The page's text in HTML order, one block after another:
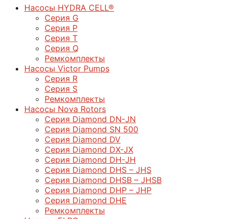
Насосы HYDRA CELL®
Серия G
Серия P
Серия T
Серия Q
Ремкомплекты
Насосы Victor Pumps
Серия R
Серия S
Ремкомплекты
Насосы Nova Rotors
Серия Diamond DN-JN
Серия Diamond SN 500
Серия Diamond DV
Серия Diamond DX-JX
Серия Diamond DH-JH
Серия Diamond DHS – JHS
Серия Diamond DHSB – JHSB
Серия Diamond DHP – JHP
Серия Diamond DHE
Ремкомплекты